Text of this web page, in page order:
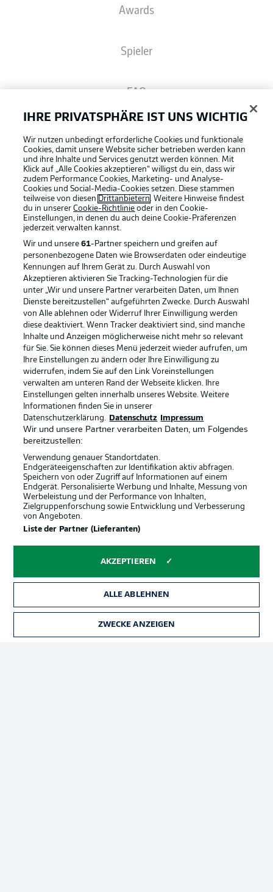
Awards
Spieler
FAQ
Bundesliga App
Fantasy Manager
#BundesligaWIRKT
Common Ground
Mitfahrportal
BUNDESLIGA-GRUPPE
Sprachauswahl
Deutsch Anzeige Modus
Login
Football as it's meant to be
BUNDESLIGA APP
Offizielle Partner
Rechtliche Hinweise Voreinstellungen verwalten
IHRE PRIVATSPHÄRE IST UNS WICHTIG
Wir nutzen unbedingt erforderliche Cookies und funktionale
Cookies, damit unsere Website sicher betrieben werden kann
und ihre Inhalte und Services genutzt werden können. Mit
Klick auf „Alle Cookies akzeptieren“ willigst du ein, dass wir
zudem Performance Cookies, Marketing- und Analyse-
Cookies und Social-Media-Cookies setzen. Diese stammen
teilweise von diesen Drittanbietern. Weitere Hinweise findest
du in unsererCookie-Richtlinie oder in den Cookie-
Einstellungen, in denen du auch deine Cookie-Präferenzen
jederzeit verwalten kannst.
Wir und unsere61-Partner speichern und greifen auf
personenbezogene Daten wie Browserdaten oder eindeutige
Kennungen auf Ihrem Gerät zu. Durch Auswahl von
Akzeptieren aktivieren Sie Tracking-Technologien für die
unter „Wir und unsere Partner verarbeiten Daten, um Ihnen
Dienste bereitzustellen“ aufgeführten Zwecke. Durch Auswahl
von Alle ablehnen oder Widerruf Ihrer Einwilligung werden
diese deaktiviert. Wenn Tracker deaktiviert sind, sind manche
Inhalte und Anzeigen möglicherweise nicht mehr so relevant
für Sie. Sie können dieses Menü jederzeit wieder aufrufen, um
Ihre Einstellungen zu ändern oder Ihre Einwilligung zu
widerrufen, indem Sie auf den Link Voreinstellungen
verwalten am unteren Rand der Webseite klicken. Ihre
Einstellungen gelten innerhalb unseres Website. Weitere
Informationen finden Sie in unserer
Datenschutzerklärung.
Datenschutz Impressum
Wir und unsere Partner verarbeiten Daten, um Folgendes
bereitzustellen:
Verwendung genauer Standortdaten.
Endgeräteeigenschaften zur Identifikation aktiv abfragen.
Speichern von oder Zugriff auf Informationen auf einem
Endgerät. Personalisierte Werbung und Inhalte, Messung von
Werbeleistung und der Performance von Inhalten,
Zielgruppenforschung sowie Entwicklung und Verbesserung
von Angeboten.
Liste der Partner (Lieferanten)
AKZEPTIEREN
ALLE ABLEHNEN
ZWECKE ANZEIGEN